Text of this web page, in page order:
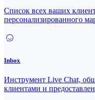
Список всех ваших
персонализированного
Inbox
Инструмент Live Chat,
клиентами и